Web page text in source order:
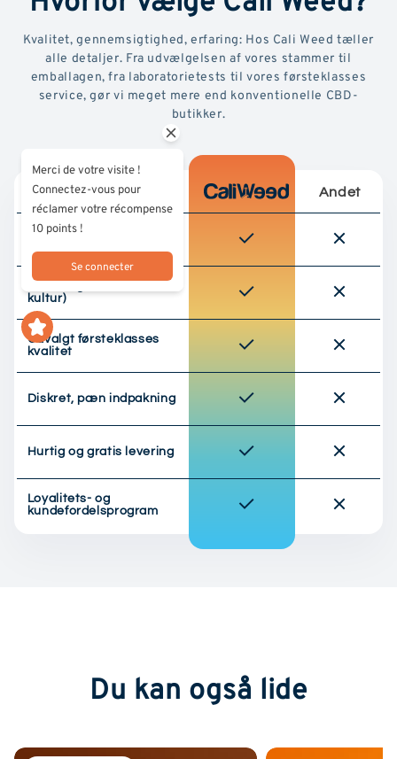
Kvalitet, gennemsigtighed, erfaring: Hos Cali Weed tæller
alle detaljer. Fra udvælgelsen af vores stammer til
emballagen, fra laboratorietests til vores førsteklasses
service, gør vi meget mere end konventionelle CBD-
butikker.
Andet
Testet af
kultur)
Udvalgt førsteklasses
kvalitet
Diskret, pæn indpakning
Hurtig og gratis levering
Loyalitets- og
kundefordelsprogram
Du kan også lide
Merci de votre visite !
Connectez-vous pour
réclamer votre récompense
10 points !
Se connecter